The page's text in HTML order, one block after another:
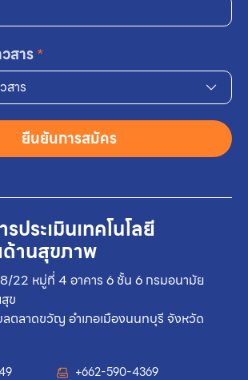
ประเมินเทคโนโลยี
ด้านสุขภาพ
22 หมู่ที่ 4 อาคาร 6 ชั้น 6 กรมอนามัย
ข
ตลาดขวัญ อำเภอเมืองนนทบุรี จังหวัด
+662-590-4369
สาร*
สาร
ยืนยันการสมัคร